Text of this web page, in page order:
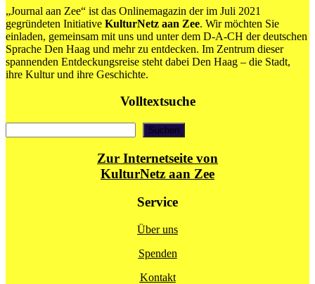
„Journal aan Zee“ ist das Onlinemagazin der im Juli 2021
gegründeten Initiative KulturNetz aan Zee. Wir möchten Sie
einladen, gemeinsam mit uns und unter dem D-A-CH der deutschen
Sprache Den Haag und mehr zu entdecken. Im Zentrum dieser
spannenden Entdeckungsreise steht dabei Den Haag – die Stadt,
ihre Kultur und ihre Geschichte.
Volltextsuche
Suchen
Zur Internetseite von
KulturNetz aan Zee
Service
Über uns
Spenden
Kontakt